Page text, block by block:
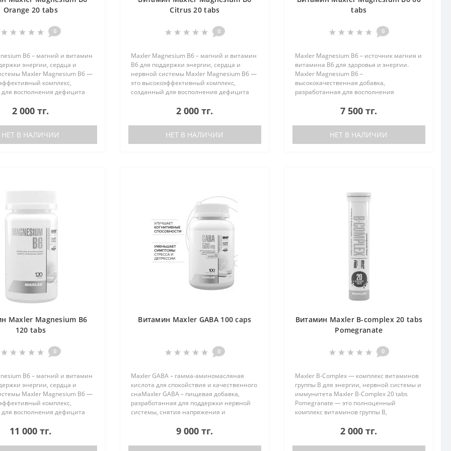
Orange 20 tabs
0
B6 – магний и витамин
энергии, сердца и
Maxler Magnesium B6 —
комплекс,
восполнения дефицита
и эмоциональных нагрузках...
2 000 тг.
НЕТ В НАЛИЧИИ
Citrus 20 tabs
0
Maxler Magnesium B6 – магний и витамин
B6 для поддержки энергии, сердца и
нервной системы Maxler Magnesium B6 —
это высокоэффективный комплекс,
созданный для восполнения дефицита
физических и эмоциональных нагрузках...
2 000 тг.
НЕТ В НАЛИЧИИ
tabs
0
Maxler Magnesium B6 – источник магния и
витамина B6 для здоровья и энергии.
Maxler Magnesium B6 –
высококачественная добавка,
разработанная для восполнения
системы, сердца и мышц. Магний играет
7 500 тг.
НЕТ В НАЛИЧИИ
Maxler Magnesium B6
120 tabs
0
B6 – магний и витамин
энергии, сердца и
Maxler Magnesium B6 —
комплекс,
восполнения дефицита
и эмоциональных нагрузках...
11 000 тг.
Витамин Maxler GABA 100 caps
0
Maxler GABA – гамма-аминомасляная
кислота для спокойствия и качественного
снаMaxler GABA – пищевая добавка,
разработанная для поддержки нервной
системы, снятия напряжения и
аминомасляная кислота) – натуральный
9 000 тг.
Витамин Maxler B-complex 20 tabs
Pomegranate
0
Maxler B-Complex — комплекс витаминов
группы B для энергии, нервной системы и
иммунитета Maxler B-Complex 20 tabs
Pomegranate — это полноценный
комплекс витаминов группы В,
нервной системы, улучшения мозговой
2 000 тг.